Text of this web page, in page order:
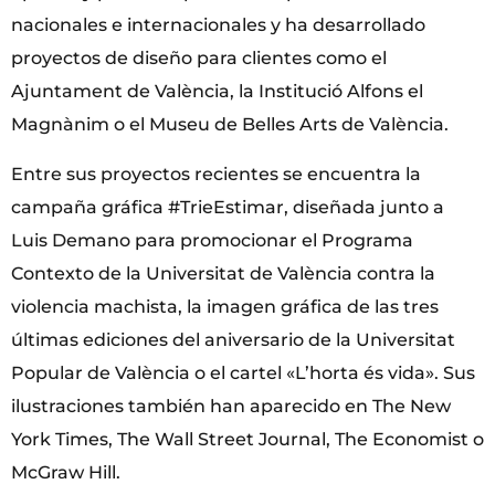
nacionales e internacionales y ha desarrollado
proyectos de diseño para clientes como el
Ajuntament de València, la Institució Alfons el
Magnànim o el Museu de Belles Arts de València.
Entre sus proyectos recientes se encuentra la
campaña gráfica #TrieEstimar, diseñada junto a
Luis Demano para promocionar el Programa
Contexto de la Universitat de València contra la
violencia machista, la imagen gráfica de las tres
últimas ediciones del aniversario de la Universitat
Popular de València o el cartel «L’horta és vida». Sus
ilustraciones también han aparecido en The New
York Times, The Wall Street Journal, The Economist o
McGraw Hill.